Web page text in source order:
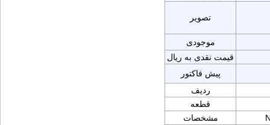
تصویر
موجودی
قیمت نقدی به ریال
پیش فاکتور
ردیف
قطعه
مشخصات